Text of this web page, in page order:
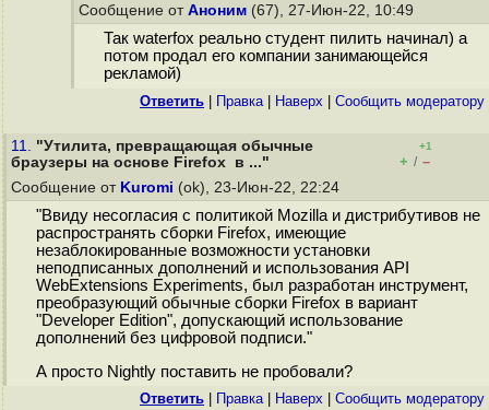
Сообщение от Аноним (67), 27-Июн-22, 10:49
Так waterfox реально студент пилить начинал) а
потом продал его компании занимающейся
рекламой)
Ответить Правка| Наверх Cообщить модератору
11. "Утилита, превращающая обычные
браузеры на основе Firefox в ..."
+1
+ / –
Сообщение от Kuromi (ok), 23-Июн-22, 22:24
"Ввиду несогласия с политикой Mozilla и дистрибутивов не
распространять сборки Firefox, имеющие
незаблокированные возможности установки
неподписанных дополнений и использования API
WebExtensions Experiments, был разработан инструмент,
преобразующий обычные сборки Firefox в вариант
"Developer Edition", допускающий использование
дополнений без цифровой подписи."
А просто Nightly поставить не пробовали?
Ответить Правка| Наверх Cообщить модератору